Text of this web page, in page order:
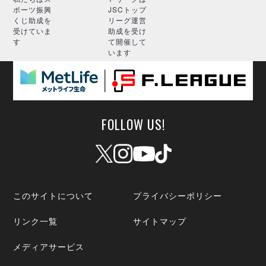
ポーツ振興
くじ助成を
受けていま
す
JSCトップ
リーグ運営
助成を受け
て開催して
います
FOLLOW US!
このサイトについて プライバシーポリシー
リンク一覧 サイトマップ
メディアサービス